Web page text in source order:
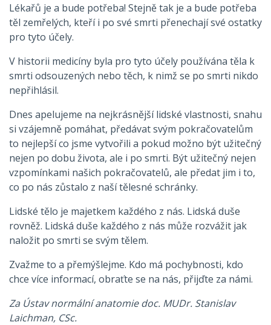
Lékařů je a bude potřeba! Stejně tak je a bude potřeba
těl zemřelých, kteří i po své smrti přenechají své ostatky
pro tyto účely.
V historii medicíny byla pro tyto účely používána těla k
smrti odsouzených nebo těch, k nimž se po smrti nikdo
nepřihlásil.
Dnes apelujeme na nejkrásnější lidské vlastnosti, snahu
si vzájemně pomáhat, předávat svým pokračovatelům
to nejlepší co jsme vytvořili a pokud možno být užitečný
nejen po dobu života, ale i po smrti. Být užitečný nejen
vzpomínkami našich pokračovatelů, ale předat jim i to,
co po nás zůstalo z naší tělesné schránky.
Lidské tělo je majetkem každého z nás. Lidská duše
rovněž. Lidská duše každého z nás může rozvážit jak
naložit po smrti se svým tělem.
Zvažme to a přemýšlejme. Kdo má pochybnosti, kdo
chce více informací, obraťte se na nás, přijďte za námi.
Za Ústav normální anatomie doc. MUDr. Stanislav
Laichman, CSc.